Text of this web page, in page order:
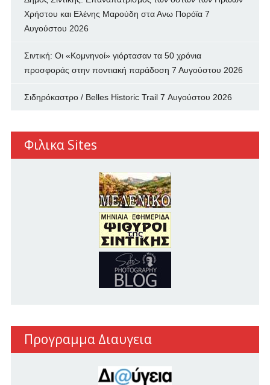
Χρήστου και Ελένης Μαρούδη στα Ανω Πορόϊα 7
Αυγούστου 2026
Σιντική: Οι «Κομνηνοί» γιόρτασαν τα 50 χρόνια
προσφοράς στην ποντιακή παράδοση 7 Αυγούστου 2026
Σιδηρόκαστρο / Belles Historic Trail 7 Αυγούστου 2026
Φιλικα Sites
Προγραμμα Διαυγεια